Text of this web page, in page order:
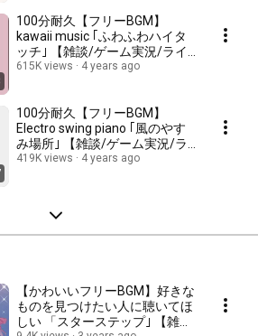
100分耐久【フリーBGM】
kawaii music ｢ふわふわハイタ
ッチ｣ 【雑談/ゲーム実況/ライ
ブ配信/作業用/まったり/ほのぼ
615K views 4 years ago
100分耐久【フリーBGM】
Electro swing piano ｢風のやす
み場所｣ 【雑談/ゲーム実況/ラ
イブ配信/作業用/まったり/ほの
419K views 4 years ago
【かわいいフリーBGM】好きな
ものを見つけたい人に聴いてほ
しい 「スターステップ｣ 【雑